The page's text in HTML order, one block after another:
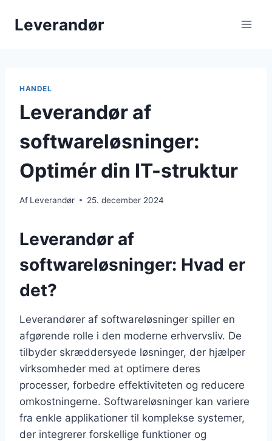
Leverandør
HANDEL
Leverandør af
softwareløsninger:
Optimér din IT-struktur
Af Leverandør 25. december 2024
Leverandør af
softwareløsninger: Hvad er
det?
Leverandører af softwareløsninger spiller en
afgørende rolle i den moderne erhvervsliv. De
tilbyder skræddersyede løsninger, der hjælper
virksomheder med at optimere deres
processer, forbedre effektiviteten og reducere
omkostningerne. Softwareløsninger kan variere
fra enkle applikationer til komplekse systemer,
der integrerer forskellige funktioner og